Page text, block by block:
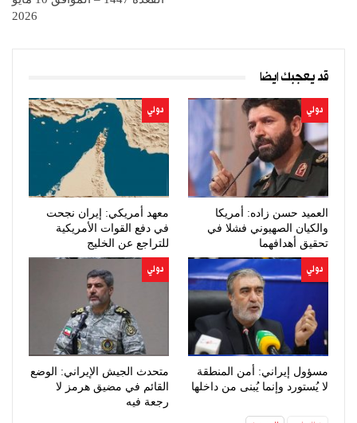
2026
قد يعجبك ايضا
دولي
العميد حسن زاده: أمريكا
والكيان الصهيوني فشلا في
تحقيق أهدافهما
دولي
معهد أمريكي: إيران نجحت
في دفع القوات الأمريكية
للتراجع عن الخليج
دولي
مسؤول إيراني: أمن المنطقة
لا يُستورد وإنما يُبنى من داخلها
دولي
متحدث الجيش الإيراني: الوضع
القائم في مضيق هرمز لا
رجعة فيه